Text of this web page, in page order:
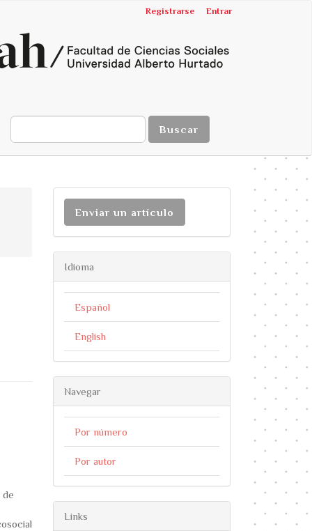
Registrarse Entrar
Buscar
de
Enviar un artículo
Idioma
Español
English
Navegar
Por número
Por autor
Links